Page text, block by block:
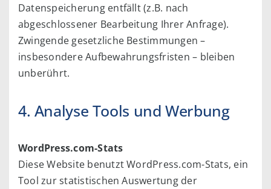
Datenspeicherung entfällt (z.B. nach
abgeschlossener Bearbeitung Ihrer Anfrage).
Zwingende gesetzliche Bestimmungen –
insbesondere Aufbewahrungsfristen – bleiben
unberührt.
4. Analyse Tools und Werbung
WordPress.com-Stats
Diese Website benutzt WordPress.com-Stats, ein
Tool zur statistischen Auswertung der